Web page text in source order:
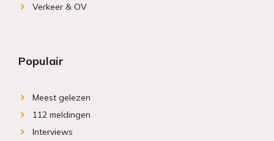
Verkeer & OV
Populair
Meest gelezen
112 meldingen
Interviews